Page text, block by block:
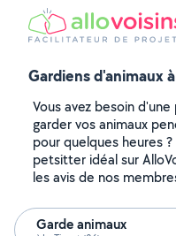
Gardiens d'animaux
Vous avez besoin
garder vos animaux
pour quelques heures
petsitter idéal sur
les avis de nos
Garde animaux